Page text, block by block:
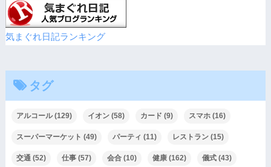
気まぐれ日記ランキング
タグ
アルコール(129) イオン(58) カード (9) スマホ(16)
スーパーマーケット (49) パーティ (11) レストラン(15)
交通(52) 仕事(57) 会合(10) 健康(162) 儀式(43)